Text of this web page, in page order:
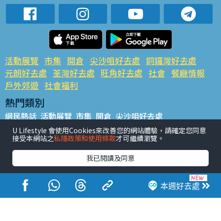
本週好去處
活動展覽 市集 開倉 尖沙咀好去處 銅鑼灣好去處
元朗好去處 荃灣好去處 旺角好去處 社會 餐廳情報
戶外郊遊 社會福利
熱門類別
網民熱話 活動展覽 市集 開倉 尖沙咀好去處
銅鑼灣好去處 元朗好去處 荃灣好去處 旺角好去處 社會
餐廳情報 戶外郊遊
熱門標籤
#UGO搵好去處 #人氣活動推介 #美食社群熱話
#親子玩樂好去處
#ULifestyle應用程式
#限時搶
#UJetso禮物放送
#ULifestyle商戶中心 #著數 #網絡熱話
U Lifestyle 會使用Cookies來改善您的網站體驗，請確定您同意
接受本網站之私隱政策和使用條款才可繼續瀏覽。
我已閱讀及同意